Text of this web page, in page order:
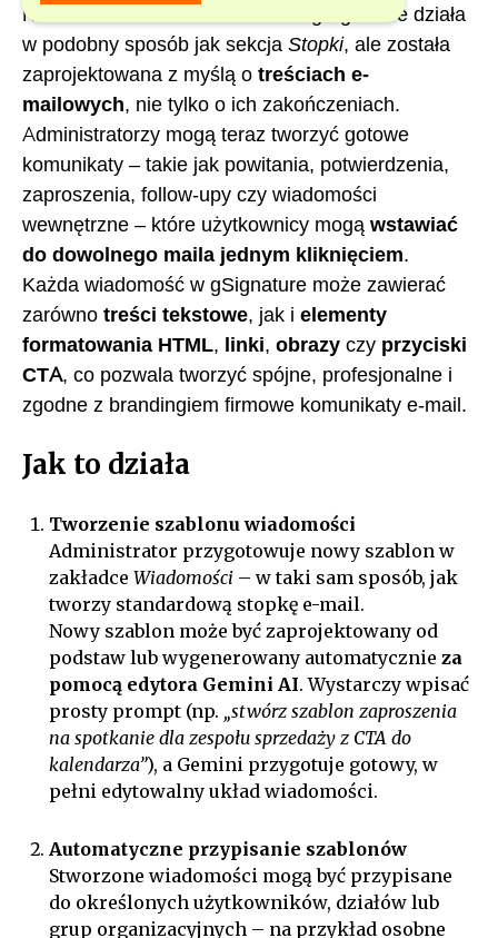
Nowa
w gSignature działa
w podobny sposób jak sekcja Stopki, ale została
zaprojektowana z myślą o treściach e-
mailowych, nie tylko o ich zakończeniach.
Administratorzy mogą teraz tworzyć gotowe
komunikaty – takie jak powitania, potwierdzenia,
zaproszenia, follow-upy czy wiadomości
wewnętrzne – które użytkownicy mogą wstawiać
do dowolnego maila jednym kliknięciem.
Każda wiadomość w gSignature może zawierać
zarówno treści tekstowe, jak i elementy
formatowania HTML, linki, obrazy czy przyciski
CTA, co pozwala tworzyć spójne, profesjonalne i
zgodne z brandingiem firmowe komunikaty e-mail.
Jak to działa
Tworzenie szablonu wiadomości
Administrator przygotowuje nowy szablon w
zakładce Wiadomości – w taki sam sposób, jak
tworzy standardową stopkę e-mail.
Nowy szablon może być zaprojektowany od
podstaw lub wygenerowany automatycznie za
pomocą edytora Gemini AI. Wystarczy wpisać
prosty prompt (np. „stwórz szablon zaproszenia
na spotkanie dla zespołu sprzedaży z CTA do
kalendarza”), a Gemini przygotuje gotowy, w
pełni edytowalny układ wiadomości.
Automatyczne przypisanie szablonów
Stworzone wiadomości mogą być przypisane
do określonych użytkowników, działów lub
grup organizacyjnych – na przykład osobne